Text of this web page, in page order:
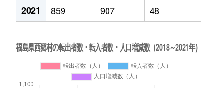
2021
859 907 48